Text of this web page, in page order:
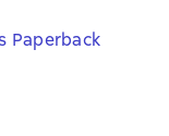
Paperback